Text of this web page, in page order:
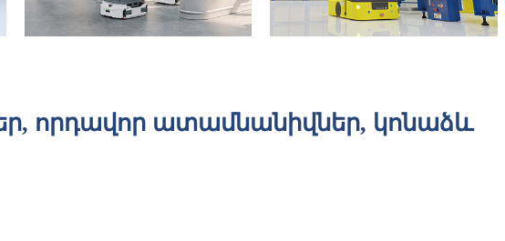
որդավոր ատամնանիվներ, կոնաձև